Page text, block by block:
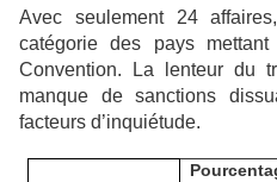
Avec seulement 24
catégorie des pays
Convention. La lenteur du
manque de sanctions
facteurs d’inquiétude.